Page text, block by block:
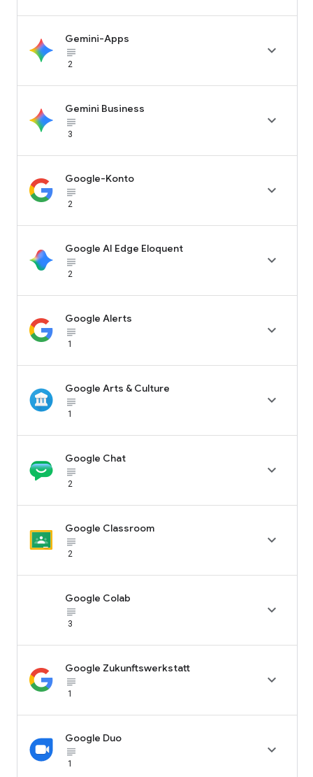
Gemini-Apps
subject_black
2

Gemini Business
subject_black
3

Google-Konto
subject_black
2

Google AI Edge Eloquent
subject_black
2

Google Alerts
subject_black
1

Google Arts & Culture
subject_black
1

Google Chat
subject_black
2

Google Classroom
subject_black
2

Google Colab
subject_black
3

Google Zukunftswerkstatt
subject_black
1

Google Duo
subject_black
1
